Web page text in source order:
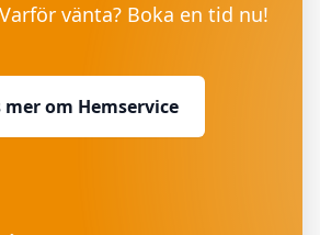
vänta? Boka en tid nu!
mer om Hemservice